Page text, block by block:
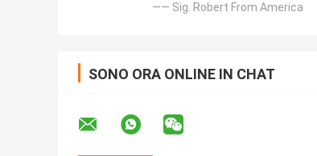
—— Sig. Robert From America
SONO ORA ONLINE IN CHAT